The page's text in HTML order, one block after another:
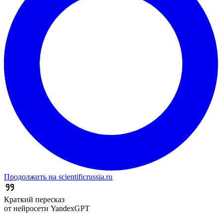
Продолжить на scientificrussia.ru
Краткий пересказ
от нейросети YandexGPT